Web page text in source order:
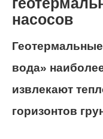
насосов
вода»
извлекают
горизонтов